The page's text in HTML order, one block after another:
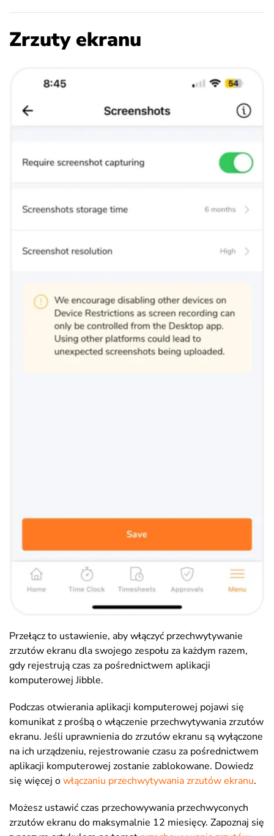
Zrzuty ekranu
Przełącz to ustawienie, aby włączyć przechwytywanie
zrzutów ekranu dla swojego zespołu za każdym razem,
gdy rejestrują czas za pośrednictwem aplikacji
komputerowej Jibble.
Podczas otwierania aplikacji komputerowej pojawi się
komunikat z prośbą o włączenie przechwytywania zrzutów
ekranu. Jeśli uprawnienia do zrzutów ekranu są wyłączone
na ich urządzeniu, rejestrowanie czasu za pośrednictwem
aplikacji komputerowej zostanie zablokowane. Dowiedz
się więcej owłączaniu przechwytywania zrzutów ekranu.
Możesz ustawić czas przechowywania przechwyconych
zrzutów ekranu do maksymalnie 12 miesięcy. Zapoznaj się